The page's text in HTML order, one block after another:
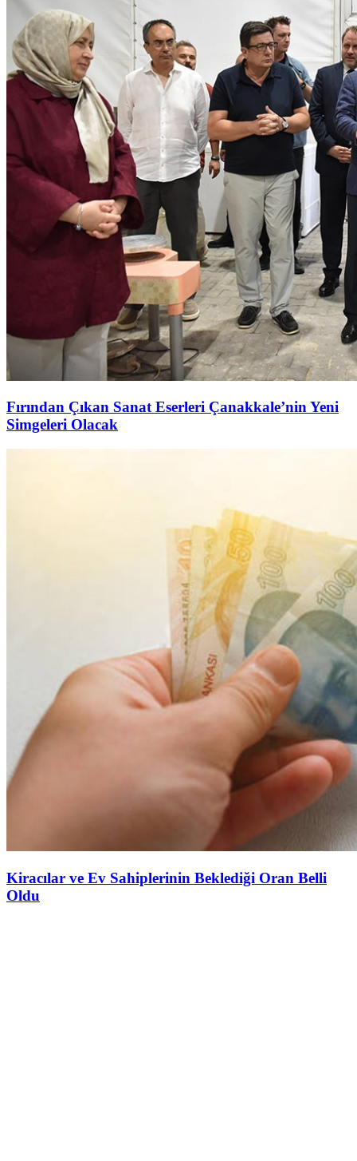
Fırından Çıkan Sanat Eserleri Çanakkale’nin Yeni
Simgeleri Olacak
Kiracılar ve Ev Sahiplerinin Beklediği Oran Belli
Oldu